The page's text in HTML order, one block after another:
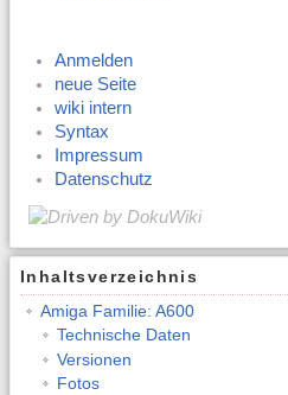
Anmelden
neue Seite
wiki intern
Syntax
Impressum
Datenschutz
Inhaltsverzeichnis
Amiga Familie: A600
Technische Daten
Versionen
Fotos